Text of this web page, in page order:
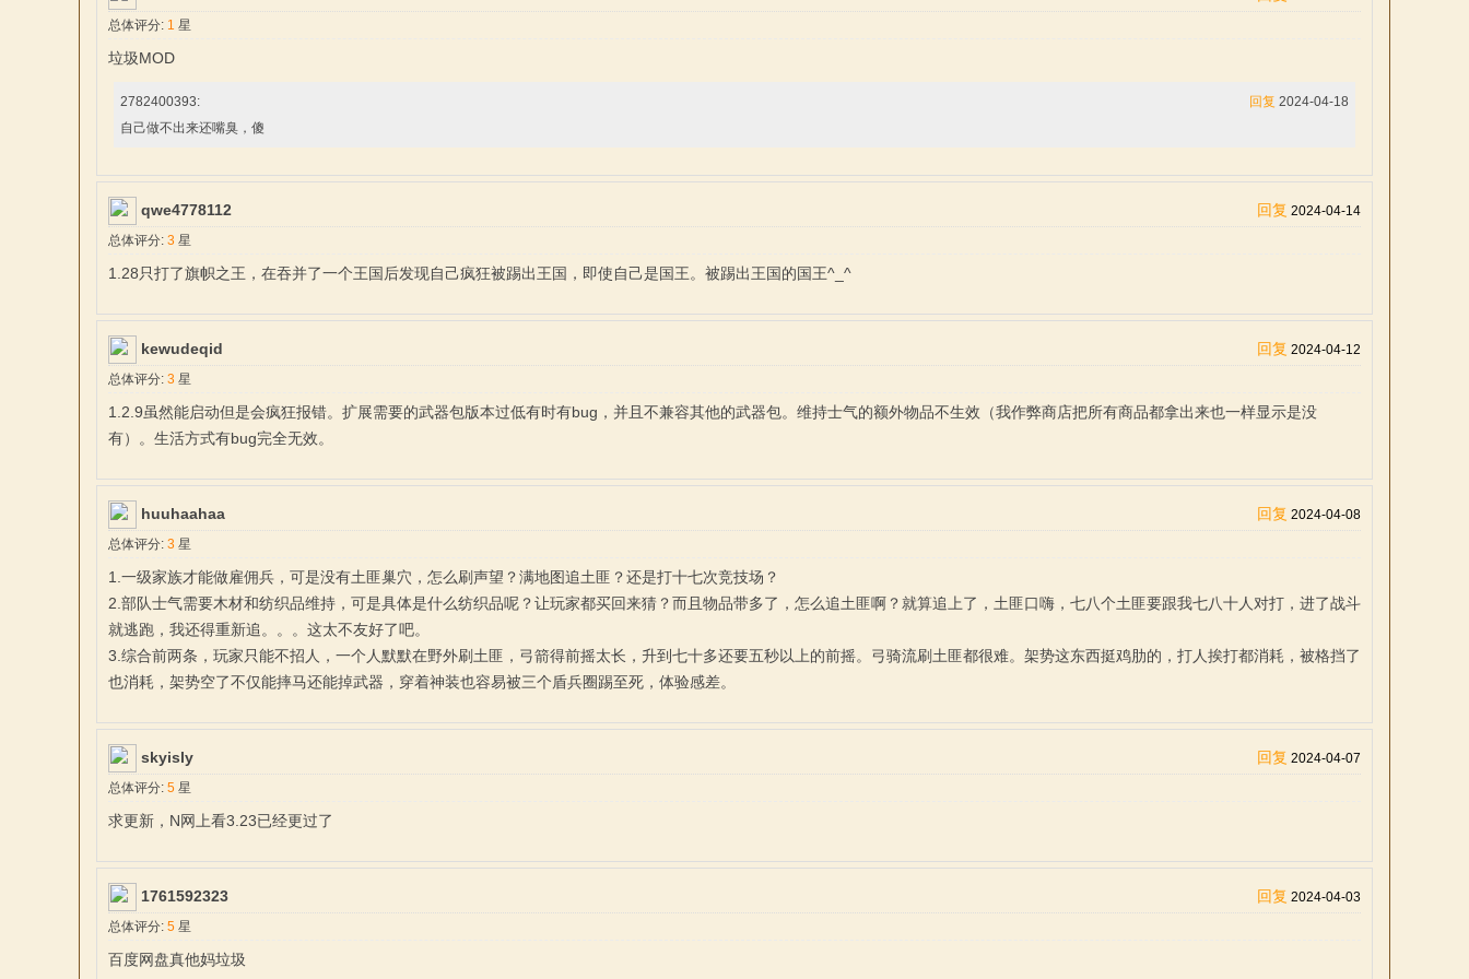
总体评分: 1 星
垃圾MOD
2782400393: 回复 2024-04-18
自己做不出来还嘴臭，傻
qwe4778112 回复 2024-04-14
总体评分: 3 星
1.28只打了旗帜之王，在吞并了一个王国后发现自己疯狂被踢出王国，即使自己是国王。被踢出王国的国王^_^
kewudeqid 回复 2024-04-12
总体评分: 3 星
1.2.9虽然能启动但是会疯狂报错。扩展需要的武器包版本过低有时有bug，并且不兼容其他的武器包。维持士气的额外物品不生效（我作弊商店把所有商品都拿出来也一样显示是没
有）。生活方式有bug完全无效。
huuhaahaa 回复 2024-04-08
总体评分: 3 星
1.一级家族才能做雇佣兵，可是没有土匪巢穴，怎么刷声望？满地图追土匪？还是打十七次竞技场？
2.部队士气需要木材和纺织品维持，可是具体是什么纺织品呢？让玩家都买回来猜？而且物品带多了，怎么追土匪啊？就算追上了，土匪口嗨，七八个土匪要跟我七八十人对打，进了战斗
就逃跑，我还得重新追。。。这太不友好了吧。
3.综合前两条，玩家只能不招人，一个人默默在野外刷土匪，弓箭得前摇太长，升到七十多还要五秒以上的前摇。弓骑流刷土匪都很难。架势这东西挺鸡肋的，打人挨打都消耗，被格挡了
也消耗，架势空了不仅能摔马还能掉武器，穿着神装也容易被三个盾兵圈踢至死，体验感差。
skyisly 回复 2024-04-07
总体评分: 5 星
求更新，N网上看3.23已经更过了
1761592323 回复 2024-04-03
总体评分: 5 星
百度网盘真他妈垃圾